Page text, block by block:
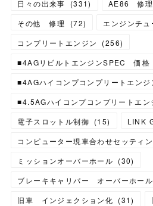
日々の出来事 (331) AE86 修理
その他 修理
(72) エンジンチュ
コンプリートエンジン
(256)
■4AGリビルトエンジンSPEC 価格
■4AGハイコンプコンプリートエン
■4.5AGハイコンプコンプリートエ
電子スロットル制御 (15) LINK
コンピューター現車合わせセッティ
ミッションオーバーホール (30)
ブレーキキャリパー オーバーホール
旧車 インジェクション化 (31)